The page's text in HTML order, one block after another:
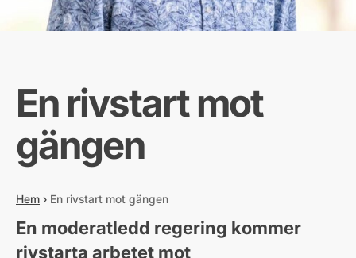
En rivstart mot
gängen
Hem › En rivstart mot gängen
En moderatledd regering kommer
rivstarta arbetet mot